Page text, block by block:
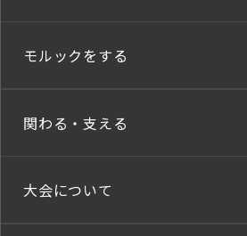
モルックをする
関わる・支える
大会について